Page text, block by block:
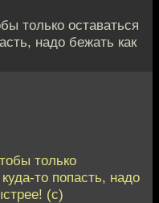
только оставаться
надо бежать как
только
то попасть, надо
(с)